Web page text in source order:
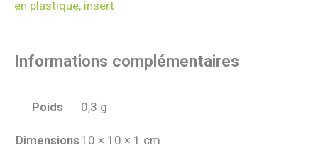
en plastique, insert
Informations complémentaires
Poids 0,3 g
Dimensions 10 × 10 × 1 cm